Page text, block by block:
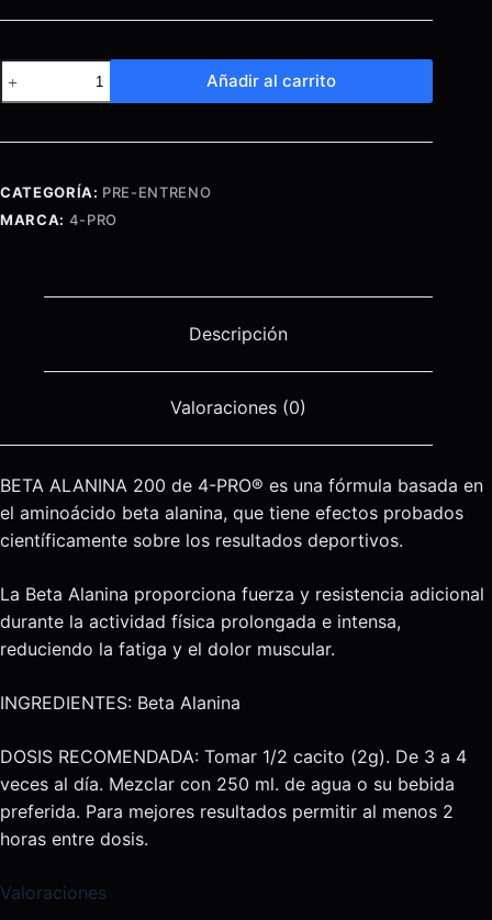
Alanine
Grms
Añadir al carrito
CATEGORÍA: PRE-ENTRENO
MARCA: 4-PRO
Descripción
Valoraciones (0)
BETA ALANINA 200 de 4-PRO® es una fórmula basada en
el aminoácido beta alanina, que tiene efectos probados
científicamente sobre los resultados deportivos.
La Beta Alanina proporciona fuerza y resistencia adicional
durante la actividad física prolongada e intensa,
reduciendo la fatiga y el dolor muscular.
INGREDIENTES: Beta Alanina
DOSIS RECOMENDADA: Tomar 1/2 cacito (2g). De 3 a 4
veces al día. Mezclar con 250 ml. de agua o su bebida
preferida. Para mejores resultados permitir al menos 2
horas entre dosis.
Valoraciones